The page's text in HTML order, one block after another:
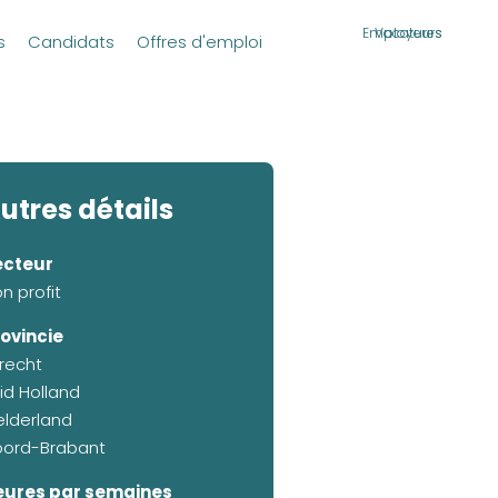
Candidats Offres d'emploi Employeurs
Vacatures
détails
profit
Holland
Brabant
par semaines